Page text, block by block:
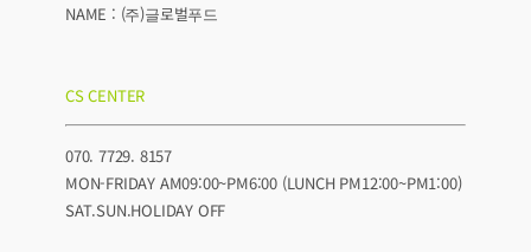
NAME : (주)글로벌푸드
CS CENTER
070. 7729. 8157
MON-FRIDAY AM09:00~PM6:00 (LUNCH PM12:00~PM1:00)
SAT.SUN.HOLIDAY OFF